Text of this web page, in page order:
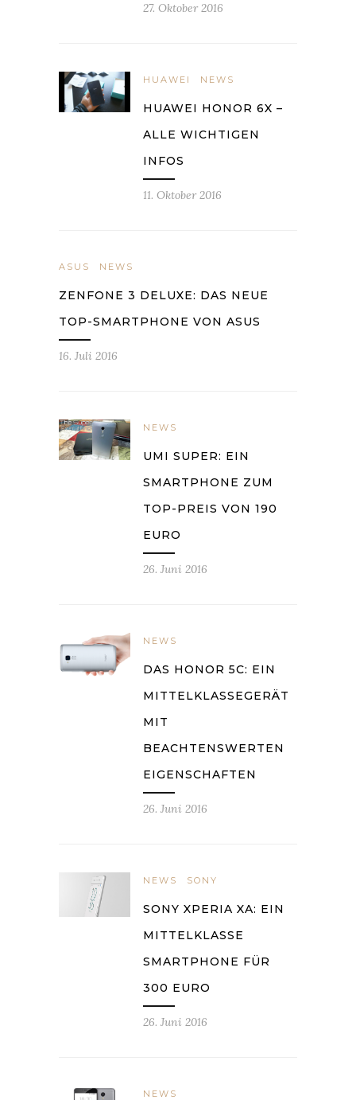
27. Oktober 2016
HUAWEI NEWS
HUAWEI HONOR 6X –
ALLE WICHTIGEN
INFOS
11. Oktober 2016
ASUS NEWS
ZENFONE 3 DELUXE: DAS NEUE
TOP-SMARTPHONE VON ASUS
16. Juli 2016
NEWS
UMI SUPER: EIN
SMARTPHONE ZUM
TOP-PREIS VON 190
EURO
26. Juni 2016
NEWS
DAS HONOR 5C: EIN
MITTELKLASSEGERÄT
MIT
BEACHTENSWERTEN
EIGENSCHAFTEN
26. Juni 2016
NEWS SONY
SONY XPERIA XA: EIN
MITTELKLASSE
SMARTPHONE FÜR
300 EURO
26. Juni 2016
NEWS